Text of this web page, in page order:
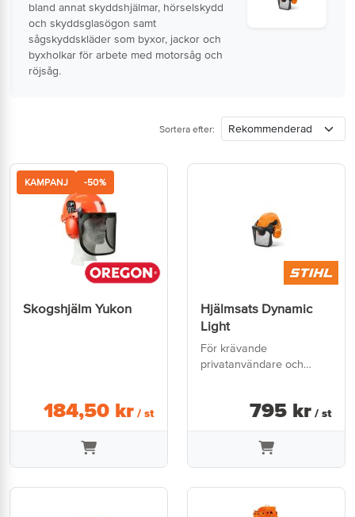
bland annat skyddshjälmar, hörselskydd
och skyddsglasögon samt
sågskyddskläder som byxor, jackor och
byxholkar för arbete med motorsåg och
röjsåg.
Sortera efter:
KAMPANJ -50%
Skogshjälm Yukon
184,50 kr / st
Hjälmsats Dynamic
Light
För krävande
privatanvändare och
795 kr / st